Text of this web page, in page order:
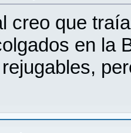
creo que
en la